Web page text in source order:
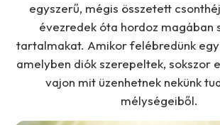
egyszerű, mégis összetett
évezredek óta hordoz magában
tartalmakat. Amikor felébredünk
amelyben diók szerepeltek, sokszor
vajon mit üzenhetnek nekünk
mélységeiből.